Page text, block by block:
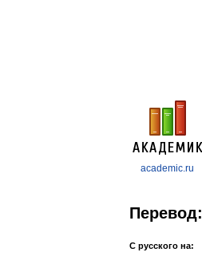
academic.ru
Перевод:
С русского на: